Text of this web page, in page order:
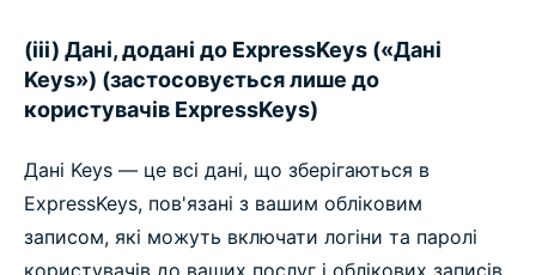
(iii) Дані, додані до ExpressKeys («Дані
Keys») (застосовується лише до
користувачів ExpressKeys)
Дані Keys — це всі дані, що зберігаються в
ExpressKeys, пов'язані з вашим обліковим
записом, які можуть включати логіни та паролі
користувачів до ваших послуг і облікових записів,